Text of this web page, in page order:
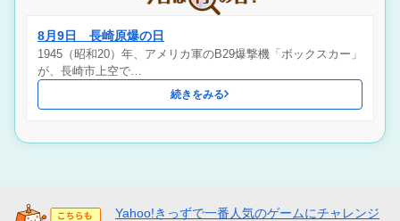
8月9日 長崎原爆の日
1945（昭和20）年、アメリカ軍のB29爆撃機「ボックスカー」
が、長崎市上空で…
続きをみる
Yahoo!きっずで一番人気のゲームにチャレンジ